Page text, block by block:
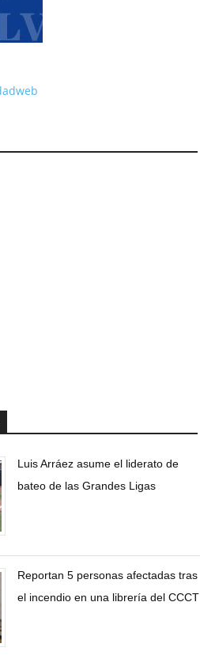
Luis Arráez asume el liderato de
bateo de las Grandes Ligas
Reportan 5 personas afectadas tras
el incendio en una librería del CCCT